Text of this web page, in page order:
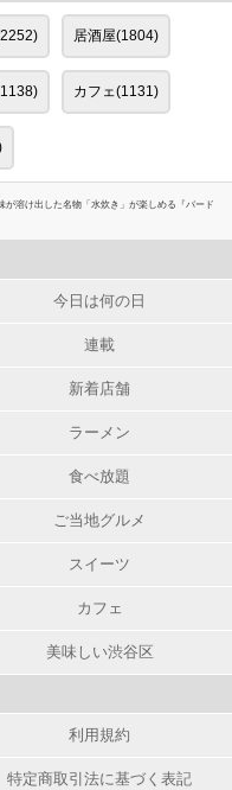
居酒屋(1804)
カフェ(1131)
が溶け出した名物「水炊き」が楽しめる『バード
今日は何の日
連載
新着店舗
ラーメン
食べ放題
ご当地グルメ
スイーツ
カフェ
美味しい渋谷区
利用規約
特定商取引法に基づく表記